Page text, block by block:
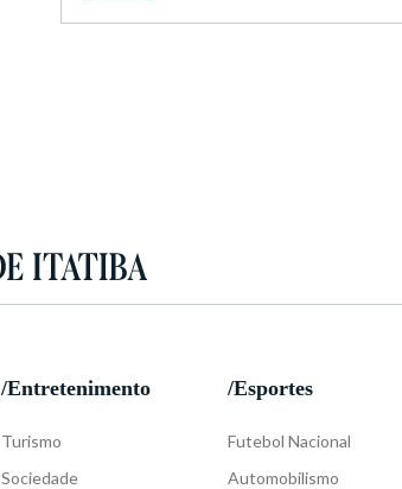
/Entretenimento
Turismo
Sociedade
/Esportes
Futebol Nacional
Automobilismo